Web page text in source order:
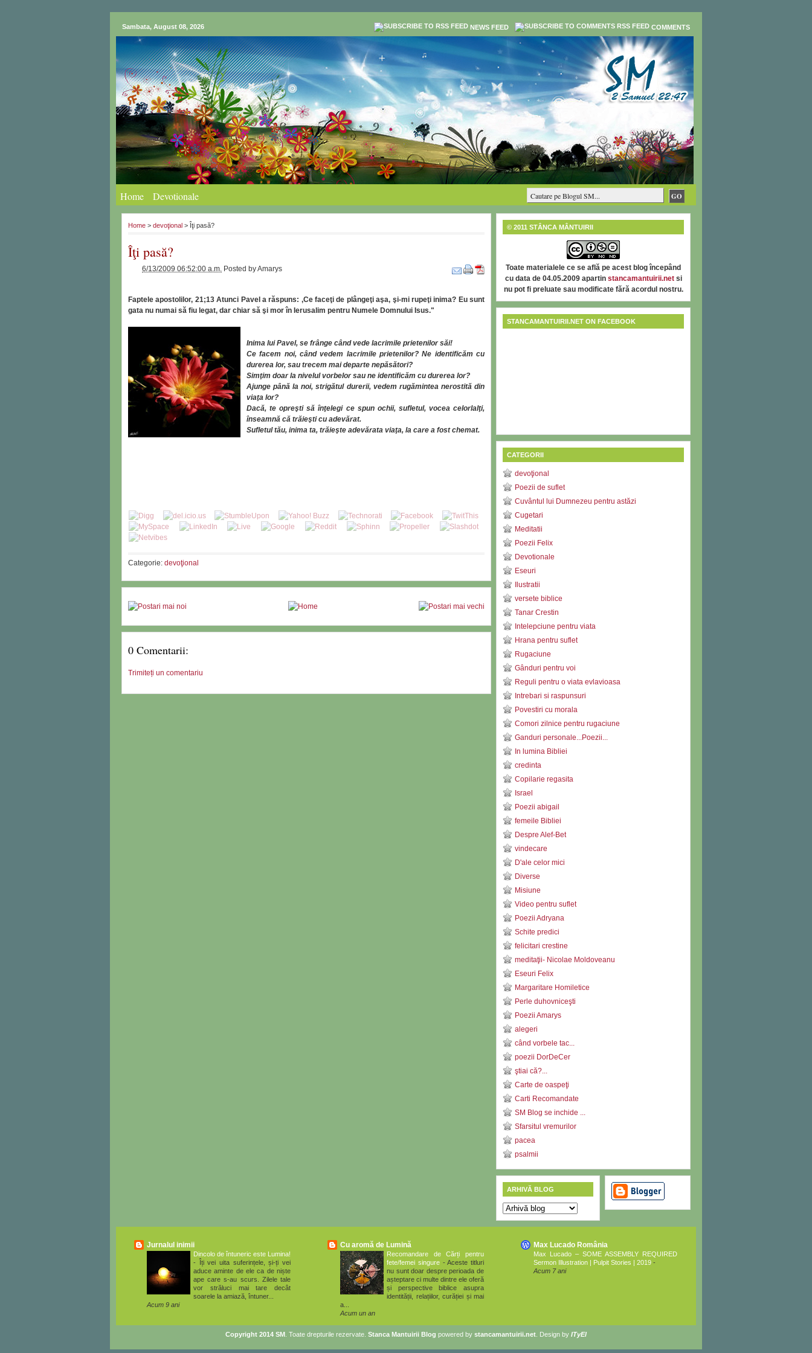
Sambata, August 08, 2026 NEWS FEED COMMENTS
Home Devotionale
Home > devoţional > Îţi pasă?
Îţi pasă?
6/13/2009 06:52:00 a.m. Posted byAmarys
Faptele apostolilor, 21;13 Atunci Pavel a răspuns: ,Ce faceţi de plângeţi aşa, şi-mi rupeţi inima? Eu sunt
gata nu numai să fiu legat, dar chiar să şi mor în Ierusalim pentru Numele Domnului Isus."
Inima lui Pavel, se frânge când vede lacrimile prietenilor săi!
Ce facem noi, când vedem lacrimile prietenilor? Ne identificăm cu
durerea lor, sau trecem mai departe nepăsători?
Simţim doar la nivelul vorbelor sau ne identificăm cu durerea lor?
Ajunge până la noi, strigătul durerii, vedem rugămintea nerostită din
viaţa lor?
Dacă, te opreşti să înţelegi ce spun ochii, sufletul, vocea celorlalţi,
înseamnă că trăieşti cu adevărat.
Sufletul tău, inima ta, trăieşte adevărata viaţa, la care a fost chemat.
Categorie: devoţional
0 Comentarii:
Trimiteți un comentariu
© 2011 STÂNCA MÂNTUIRII
Toate materialele ce se află pe acest blog începând
cu data de 04.05.2009 apartin stancamantuirii.netsi
nu pot fi preluate sau modificate fără acordul nostru.
STANCAMANTUIRII.NET ON FACEBOOK
CATEGORII
devoţional
Poezii de suflet
Cuvântul lui Dumnezeu pentru astăzi
Cugetari
Meditatii
Poezii Felix
Devotionale
Eseuri
Ilustratii
versete biblice
Tanar Crestin
Intelepciune pentru viata
Hrana pentru suflet
Rugaciune
Gânduri pentru voi
Reguli pentru o viata evlavioasa
Intrebari si raspunsuri
Povestiri cu morala
Comori zilnice pentru rugaciune
Ganduri personale...Poezii...
In lumina Bibliei
credinta
Copilarie regasita
Israel
Poezii abigail
femeile Bibliei
Despre Alef-Bet
vindecare
D'ale celor mici
Diverse
Misiune
Video pentru suflet
Poezii Adryana
Schite predici
felicitari crestine
meditaţii- Nicolae Moldoveanu
Eseuri Felix
Margaritare Homiletice
Perle duhovniceşti
Poezii Amarys
alegeri
când vorbele tac...
poezii DorDeCer
ştiai că?...
Carte de oaspeţi
Carti Recomandate
SM Blog se inchide ...
Sfarsitul vremurilor
pacea
psalmii
ARHIVĂ BLOG
Jurnalul inimii
Dincolo de întuneric este Lumina!
-
Îți vei uita suferințele, și-ți vei
aduce aminte de ele ca de niște
ape care s-au scurs. Zilele tale
vor străluci mai tare decât
soarele la amiază, întuner...
Acum 9 ani
Cu aromă de Lumină
Recomandare de Cărți pentru
fete/femei singure -Aceste titluri
nu sunt doar despre perioada de
așteptare ci multe dintre ele oferă
și perspective biblice asupra
identității, relațiilor, curăției și mai
a...
Acum un an
Max Lucado România
Max Lucado – SOME ASSEMBLY REQUIRED
Sermon Illustration | Pulpit Stories | 2019 -
Acum 7 ani
Copyright 2014 SM . Toate drepturile rezervate. Stanca Mantuirii Blog powered by stancamantuirii.net . Design by ITyEl